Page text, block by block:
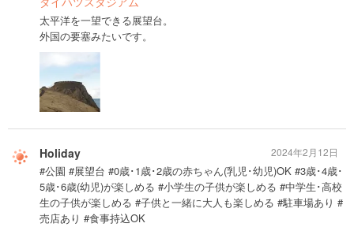
太平洋を一望できる展望台。
外国の要塞みたいです。
Holiday
#公園 #展望台 #0歳･1歳･2歳の赤ちゃん(乳児･幼児)OK #3歳･4歳･
5歳･6歳(幼児)が楽しめる #小学生の子供が楽しめる #中学生･高校
生の子供が楽しめる #子供と一緒に大人も楽しめる #駐車場あり #
売店あり #食事持込OK
2024年2月12日